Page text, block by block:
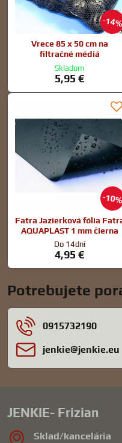
14%
Vrece 85 x 50 cm na
filtračné médiá
Skladom
5,95 €
10%
Fatra Jazierková fólia
AQUAPLAST 1 mm čierna
Do 14dní
4,95 €
Potrebujete
0915732190
jenkie​@jenkie​.eu
JENKIE- Frizian
Sklad/kancelária